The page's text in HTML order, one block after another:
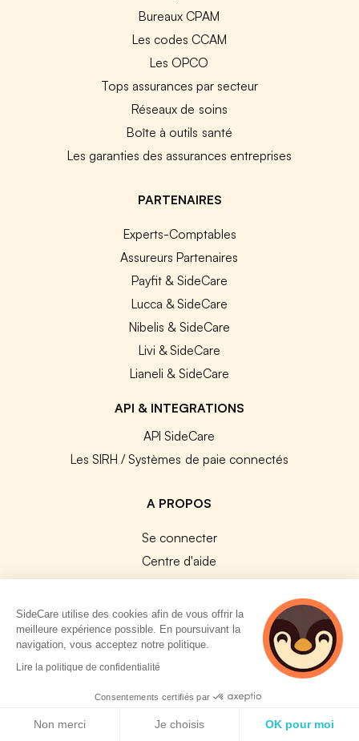
Bureaux CPAM
Les codes CCAM
Les OPCO
Tops assurances par secteur
Réseaux de soins
Boîte à outils santé
Les garanties des assurances entreprises
PARTENAIRES
Experts-Comptables
Assureurs Partenaires
Payfit & SideCare
Lucca & SideCare
Nibelis & SideCare
Livi & SideCare
Lianeli & SideCare
API & INTEGRATIONS
API SideCare
Les SIRH / Systèmes de paie connectés
A PROPOS
Se connecter
Centre d'aide
Nous contacter
Notre équipe
Témoignages
Travailler chez SideCare
CGU & RGPD
Cookies
SideCare utilise des cookies afin de vous offrir la
meilleure expérience possible. En poursuivant la
navigation, vous acceptez notre politique.
Lire la politique de confidentialité
Consentements certifiés par
Non merci Je choisis OK pour moi
2 personnes
consultent
actuellement cette